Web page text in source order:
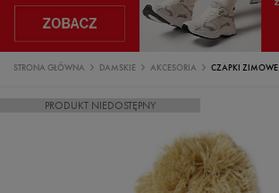
STRONA GŁÓWNA DAMSKIE AKCESORIA CZAPKI ZIMOWE
PRODUKT NIEDOSTĘPNY